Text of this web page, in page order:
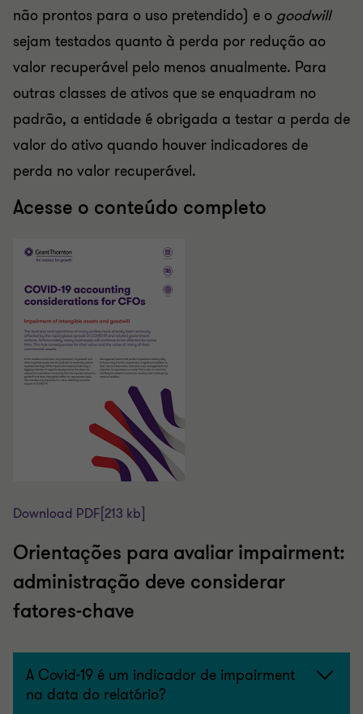
não prontos para o uso pretendido) e o goodwill
sejam testados quanto à perda por redução ao
valor recuperável pelo menos anualmente. Para
outras classes de ativos que se enquadram no
padrão, a entidade é obrigada a testar a perda de
valor do ativo quando houver indicadores de
perda no valor recuperável.
Acesse o conteúdo completo
Download PDF [213 kb]
Orientações para avaliar impairment:
administração deve considerar
fatores-chave
A Covid-19 é um indicador de impairment
na data do relatório?